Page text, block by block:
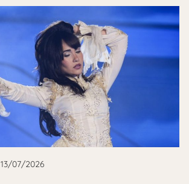
13/07/2026